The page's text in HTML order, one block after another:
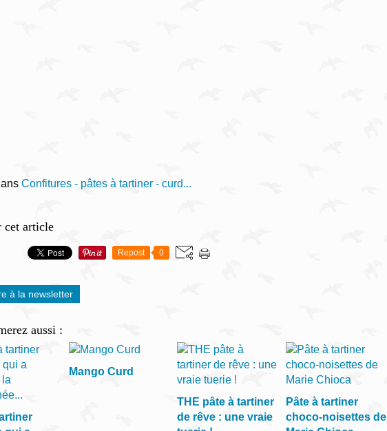
Confitures - pâtes à tartiner - curd...
cet article
Repost 0
à la newsletter
aussi :
Mango Curd
THE pâte à tartiner
de rêve : une vraie
Pâte à tartiner
choco-noisettes de